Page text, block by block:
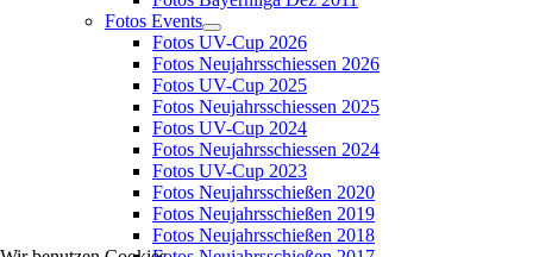
Fotos Events
Fotos UV-Cup 2026
Fotos Neujahrsschiessen 2026
Fotos UV-Cup 2025
Fotos Neujahrsschiessen 2025
Fotos UV-Cup 2024
Fotos Neujahrsschiessen 2024
Fotos UV-Cup 2023
Fotos Neujahrsschießen 2020
Fotos Neujahrsschießen 2019
Fotos Neujahrsschießen 2018